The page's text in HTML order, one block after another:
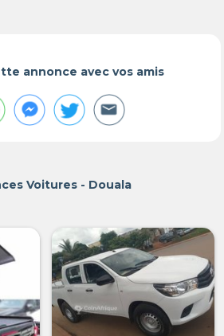
annonce avec vos amis
Voitures - Douala